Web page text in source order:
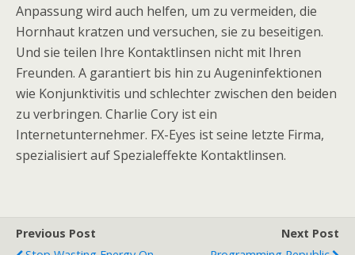
Anpassung wird auch helfen, um zu vermeiden, die
Hornhaut kratzen und versuchen, sie zu beseitigen.
Und sie teilen Ihre Kontaktlinsen nicht mit Ihren
Freunden. A garantiert bis hin zu Augeninfektionen
wie Konjunktivitis und schlechter zwischen den beiden
zu verbringen. Charlie Cory ist ein
Internetunternehmer. FX-Eyes ist seine letzte Firma,
spezialisiert auf Spezialeffekte Kontaktlinsen.
Previous Post
Next Post